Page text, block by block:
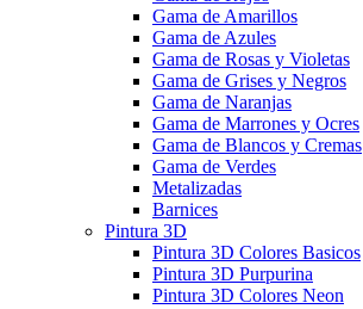
Gama de Amarillos
Gama de Azules
Gama de Rosas y Violetas
Gama de Grises y Negros
Gama de Naranjas
Gama de Marrones y Ocres
Gama de Blancos y Cremas
Gama de Verdes
Metalizadas
Barnices
Pintura 3D
Pintura 3D Colores Basicos
Pintura 3D Purpurina
Pintura 3D Colores Neon